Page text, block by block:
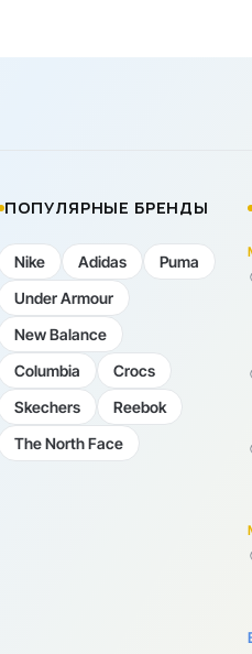
ПОПУЛЯРНЫЕ БРЕНДЫ
Nike Adidas
Puma
Under Armour
New Balance
Columbia
Crocs
Skechers
Reebok
The North Face